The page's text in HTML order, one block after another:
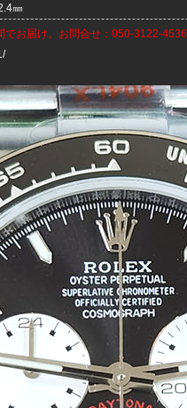
㎜
でお届け。お問合せ：050-3122-4536